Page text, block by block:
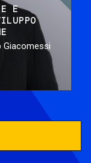
E
Giacomessi